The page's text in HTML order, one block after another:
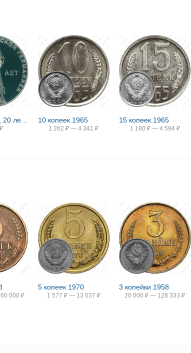
₽
10 копеек 1965
1 262 ₽ — 4 341 ₽
15 копеек 1965
1 180 ₽ — 4 594 ₽
000 ₽
5 копеек 1970
1 577 ₽ — 13 037 ₽
3 копейки 1958
20 000 ₽ — 128 333 ₽